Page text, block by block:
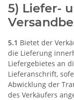
5) Liefer-
5.1 Bietet der
die Lieferung
Liefergebietes an
Lieferanschrift,
Abwicklung der
des Verkäufers